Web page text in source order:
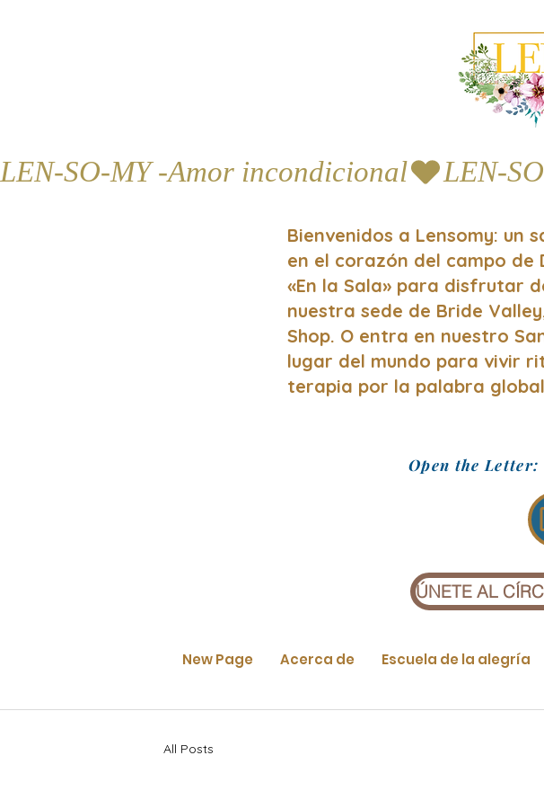
LEN-SO-MY -Amor incondicional
Bienvenidos a Lensomy: un
en el corazón del campo de
«En la Sala» para disfrutar
nuestra sede de Bride
Shop. O entra en nuestro
lugar del mundo para vivir
terapia por la palabra
Open the
New Page Acerca de Escuela de la alegría
All Posts